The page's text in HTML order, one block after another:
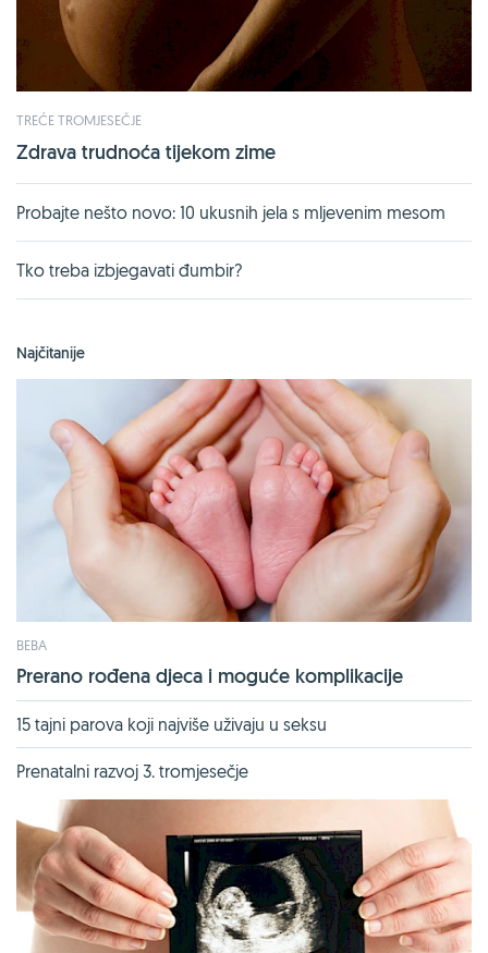
TREĆE TROMJESEČJE
Zdrava trudnoća tijekom zime
Probajte nešto novo: 10 ukusnih jela s mljevenim mesom
Tko treba izbjegavati đumbir?
Najčitanije
BEBA
Prerano rođena djeca i moguće komplikacije
15 tajni parova koji najviše uživaju u seksu
Prenatalni razvoj 3. tromjesečje